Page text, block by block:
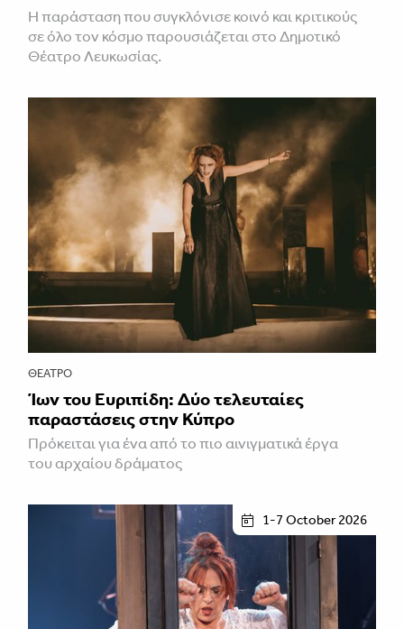
Η παράσταση που συγκλόνισε κοινό και κριτικούς
σε όλο τον κόσμο παρουσιάζεται στο Δημοτικό
Θέατρο Λευκωσίας.
ΘΈΑΤΡΟ
Ίων του Ευριπίδη: Δύο τελευταίες
παραστάσεις στην Κύπρο
Πρόκειται για ένα από το πιο αινιγματικά έργα
του αρχαίου δράματος
1-7 October 2026